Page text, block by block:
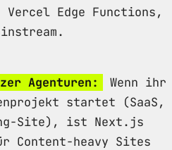
Edge Functions,
Agenturen:
Wenn ihr
startet (SaaS,
Site), ist Next.js
Content-heavy Sites